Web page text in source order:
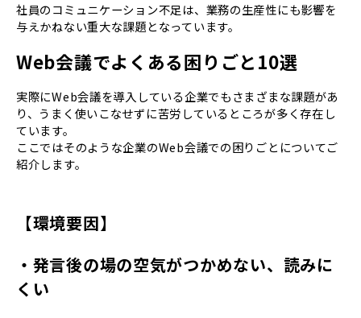
社員のコミュニケーション不足は、業務の生産性にも影響を
与えかねない重大な課題となっています。
Web会議でよくある困りごと10選
実際にWeb会議を導入している企業でもさまざまな課題があ
り、うまく使いこなせずに苦労しているところが多く存在し
ています。
ここではそのような企業のWeb会議での困りごとについてご
紹介します。
【環境要因】
・発言後の場の空気がつかめない、読みに
くい